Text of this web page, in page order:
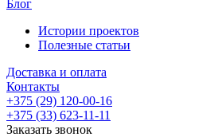
Блог
Истории проектов
Полезные статьи
Доставка и оплата
Контакты
+375 (29) 120-00-16
+375 (33) 623-11-11
Заказать звонок